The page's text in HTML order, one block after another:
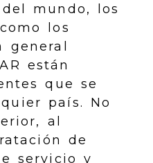
mundo, los
los
general
están
que se
país. No
al
de
servicio y